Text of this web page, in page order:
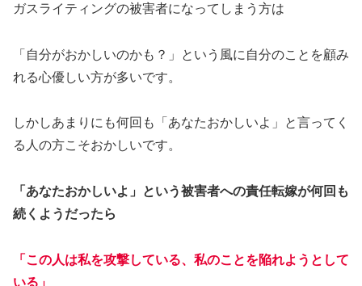
ガスライティングの被害者になってしまう方は
「自分がおかしいのかも？」という風に自分のことを顧み
れる心優しい方が多いです。
しかしあまりにも何回も「あなたおかしいよ」と言ってく
る人の方こそおかしいです。
「あなたおかしいよ」 という被害者への責任転嫁が何回も
続くようだったら
「この人は私を攻撃している、私のことを陥れようとして
いる」